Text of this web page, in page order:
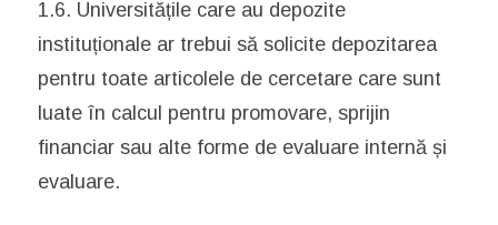
1.6. Universitățile care au depozite
instituționale ar trebui să solicite depozitarea
pentru toate articolele de cercetare care sunt
luate în calcul pentru promovare, sprijin
financiar sau alte forme de evaluare internă și
evaluare.